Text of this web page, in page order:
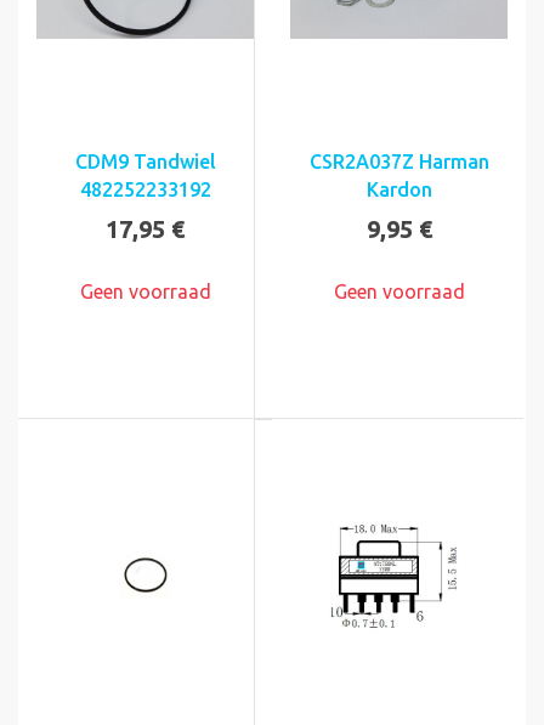
CDM9 Tandwiel
482252233192
17,95 €
Geen voorraad
CSR2A037Z Harman
Kardon
9,95 €
Geen voorraad